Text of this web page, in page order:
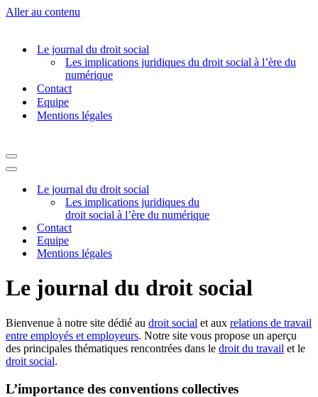
Aller au contenu
Le journal du droit social
Les implications juridiques du droit social à l’ère du
numérique
Contact
Equipe
Mentions légales
Menu
de
Menu
navigationLe journal du droit social
Les implications juridiques du
droit social à l’ère du numérique
Contact
Equipe
Mentions légales
Le journal du droit social
Bienvenue à notre site dédié au droit social et aux relations de travail
entre employés et employeurs. Notre site vous propose un aperçu
des principales thématiques rencontrées dans le droit du travail et le
droit social.
L’importance des conventions collectives